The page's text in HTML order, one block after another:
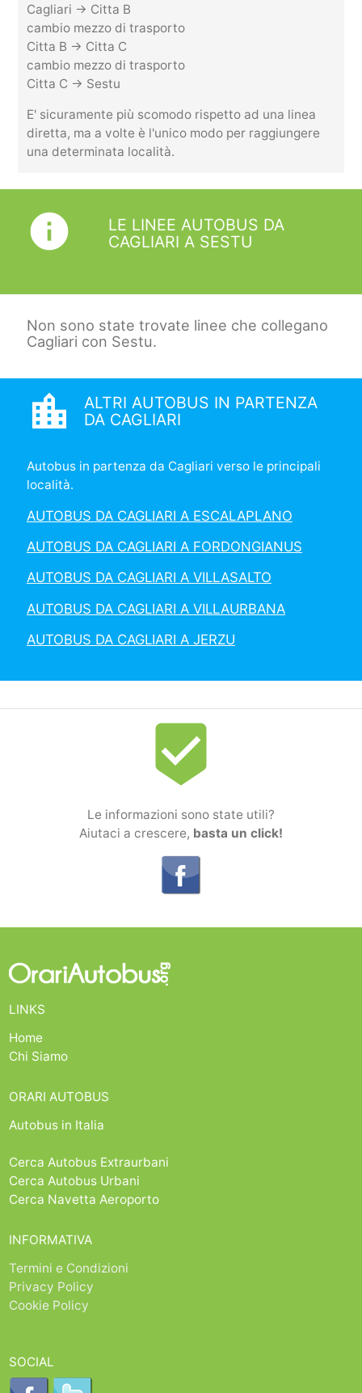
Cagliari -> Citta B
cambio mezzo di trasporto
Citta B -> Citta C
cambio mezzo di trasporto
Citta C -> Sestu
E' sicuramente più scomodo rispetto ad una linea
diretta, ma a volte è l'unico modo per raggiungere
una determinata località.
info
LE LINEE AUTOBUS DA
CAGLIARI A SESTU
Non sono state trovate linee che collegano
Cagliari con Sestu.
location_city
ALTRI AUTOBUS IN PARTENZA
DA CAGLIARI
Autobus in partenza da Cagliari verso le principali
località.
AUTOBUS DA CAGLIARI A ESCALAPLANO
AUTOBUS DA CAGLIARI A FORDONGIANUS
AUTOBUS DA CAGLIARI A VILLASALTO
AUTOBUS DA CAGLIARI A VILLAURBANA
AUTOBUS DA CAGLIARI A JERZU
beenhere
Le informazioni sono state utili?
Aiutaci a crescere, basta un click!
LINKS
Home
Chi Siamo
ORARI AUTOBUS
Autobus in Italia
Cerca Autobus Extraurbani
Cerca Autobus Urbani
Cerca Navetta Aeroporto
INFORMATIVA
Termini e Condizioni
Privacy Policy
Cookie Policy
SOCIAL